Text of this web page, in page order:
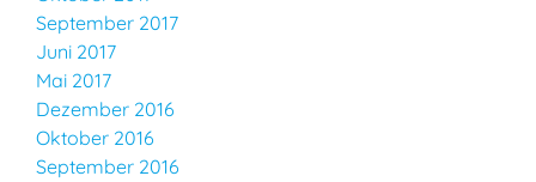
September 2017
Juni 2017
Mai 2017
Dezember 2016
Oktober 2016
September 2016